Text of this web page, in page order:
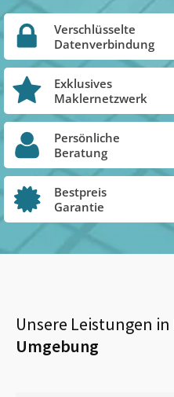
Verschlüsselte
Datenverbindung
Exklusives
Maklernetzwerk
Persönliche
Beratung
Bestpreis
Garantie
Unsere Leistungen in
Umgebung